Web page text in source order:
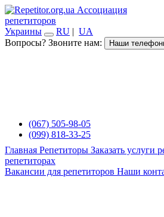
Ассоциация
репетиторов
Украины
RU | UA
Вопросы? Звоните нам:
Наши
(067) 505-98-05
(099) 818-33-25
Главная Репетиторы Заказать услуги
репетиторах
Вакансии для репетиторов Наши